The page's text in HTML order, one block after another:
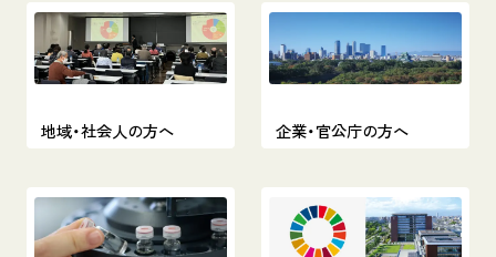
地域・社会人の方へ 企業・官公庁の方へ